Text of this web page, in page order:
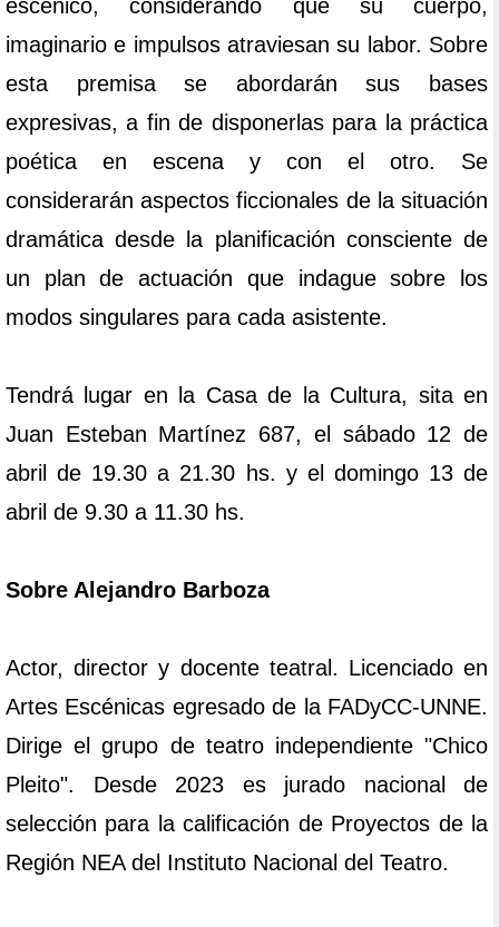
escénico, considerando que su cuerpo,
imaginario e impulsos atraviesan su labor. Sobre
esta premisa se abordarán sus bases
expresivas, a fin de disponerlas para la práctica
poética en escena y con el otro. Se
considerarán aspectos ficcionales de la situación
dramática desde la planificación consciente de
un plan de actuación que indague sobre los
modos singulares para cada asistente.
Tendrá lugar en la Casa de la Cultura, sita en
Juan Esteban Martínez 687, el sábado 12 de
abril de 19.30 a 21.30 hs. y el domingo 13 de
abril de 9.30 a 11.30 hs.
Sobre Alejandro Barboza
Actor, director y docente teatral. Licenciado en
Artes Escénicas egresado de la FADyCC-UNNE.
Dirige el grupo de teatro independiente "Chico
Pleito". Desde 2023 es jurado nacional de
selección para la calificación de Proyectos de la
Región NEA del Instituto Nacional del Teatro.